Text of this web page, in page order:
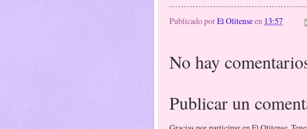
Publicado porEl Olitenseen 13:57
No hay
Publicar un